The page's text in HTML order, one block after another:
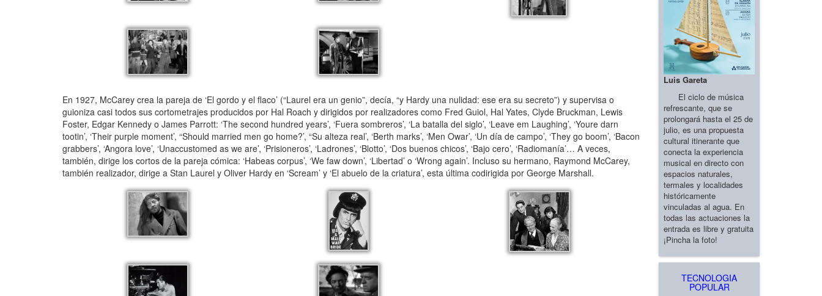
En 1927, McCarey crea la pareja de ‘El gordo y el flaco’ (“Laurel era un genio”, decía, “y Hardy una nulidad: ese era su secreto”) y supervisa o
guioniza casi todos sus cortometrajes producidos por Hal Roach y dirigidos por realizadores como Fred Guiol, Hal Yates, Clyde Bruckman, Lewis
Foster, Edgar Kennedy o James Parrott: ‘The second hundred years’, ‘Fuera sombreros’, ‘La batalla del siglo’, ‘Leave em Laughing’, ‘Youre darn
tootin’, ‘Their purple moment’, “Should married men go home?’, “Su alteza real’, ‘Berth marks’, ‘Men Owar’, ‘Un día de campo’, ‘They go boom’, ‘Bacon
grabbers’, ‘Angora love’, ‘Unaccustomed as we are’, ‘Prisioneros’, ‘Ladrones’, ‘Blotto’, ‘Dos buenos chicos’, ‘Bajo cero’, ‘Radiomanía’… A veces,
también, dirige los cortos de la pareja cómica: ‘Habeas corpus’, ‘We faw down’, ‘Libertad’ o ‘Wrong again’. Incluso su hermano, Raymond McCarey,
también realizador, dirige a Stan Laurel y Oliver Hardy en ‘Scream’ y ‘El abuelo de la criatura’, esta última codirigida por George Marshall.
Luis Gareta
El ciclo de música
refrescante, que se
prolongará hasta el 25 de
julio, es una propuesta
cultural itinerante que
conecta la experiencia
musical en directo con
espacios naturales,
termales y localidades
históricamente
vinculadas al agua. En
todas las actuaciones la
entrada es libre y gratuita
¡Pincha la foto!
TECNOLOGIA
POPULAR